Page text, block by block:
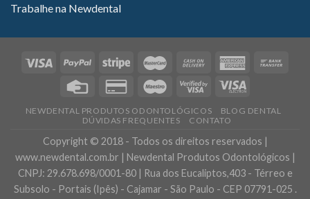
Trabalhe na Newdental
NEWDENTAL PRODUTOS ODONTOLÓGICOS
BLOG DENTAL
DÚVIDAS FREQUENTES
CONTATO
Copyright © 2018 - Todos os direitos reservados |
www.newdental.com.br | Newdental Produtos Odontológicos |
CNPJ: 29.678.698/0001-80 | Rua dos Eucaliptos,403 - Térreo e
Subsolo - Portais (Ipês) - Cajamar - São Paulo - CEP 07791-025 .